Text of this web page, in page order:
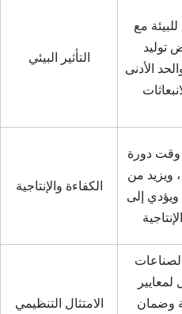
التأثير البيئي
مع
توليد
الأدنى
الكفاءة والإنتاجية
دورة
ويزيد من
ويؤدي إلى
الامتثال التنظيمي
لمعايير
وضمان